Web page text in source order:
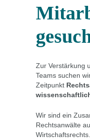
Zur Verstärkung
Teams suchen
Zeitpunkt
Wir sind ein
Rechtsanwälte